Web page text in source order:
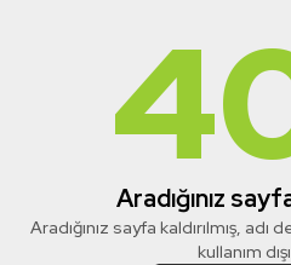
Aradığınız
Aradığınız sayfa kaldırılmış,
kullanım